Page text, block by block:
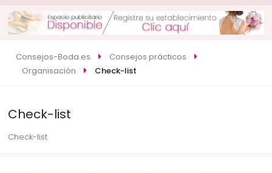
Consejos-Boda.es
Consejos prácticos
Organisación
Check-list
Check-list
Check-list